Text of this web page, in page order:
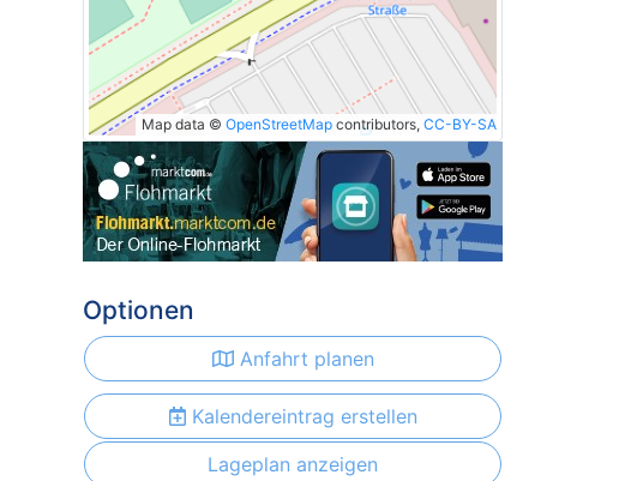
Map data © OpenStreetMap contributors, CC-BY-SA
Optionen
Anfahrt planen
Kalendereintrag erstellen
Lageplan anzeigen